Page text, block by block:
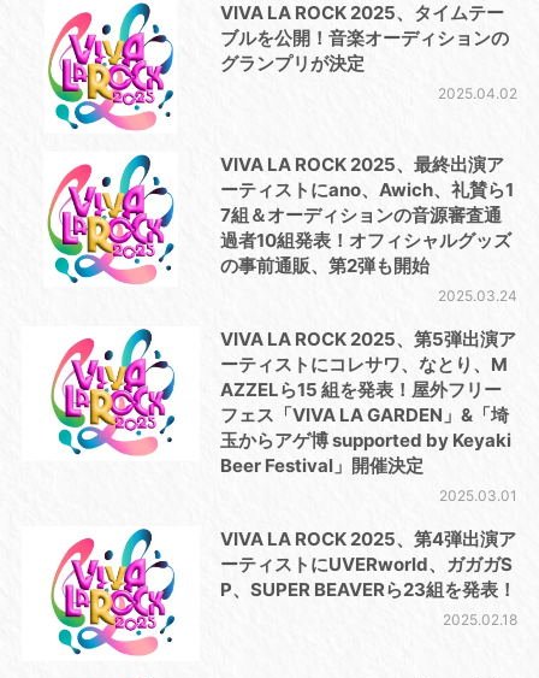
VIVA LA ROCK 2025、タイムテー
ブルを公開！⾳楽オーディションの
グランプリが決定
2025.04.02
VIVA LA ROCK 2025、最終出演ア
ーティストにano、Awich、礼賛ら1
7組＆オーディションの⾳源審査通
過者10組発表！オフィシャルグッズ
の事前通販、第2弾も開始
2025.03.24
VIVA LA ROCK 2025、第5弾出演ア
ーティストにコレサワ、なとり、M
AZZELら15 組を発表！屋外フリー
フェス「VIVA LA GARDEN」&「埼
⽟からアゲ博 supported by Keyaki
Beer Festival」開催決定
2025.03.01
VIVA LA ROCK 2025、第4弾出演ア
ーティストにUVERworld、ガガガS
P、SUPER BEAVERら23組を発表！
2025.02.18